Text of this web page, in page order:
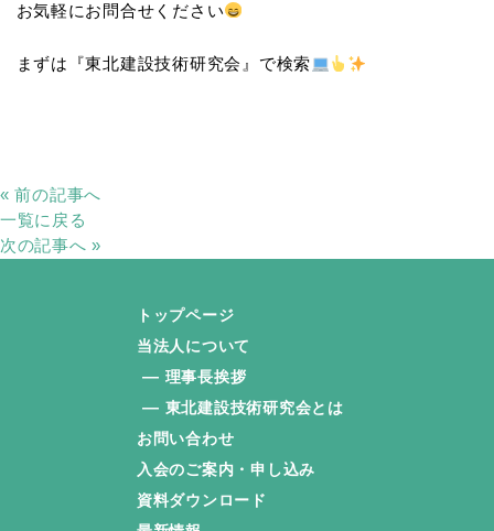
お気軽にお問合せください
まずは『東北建設技術研究会』で検索
« 前の記事へ
一覧に戻る
次の記事へ »
トップページ
当法人について
理事長挨拶
東北建設技術研究会とは
お問い合わせ
入会のご案内・申し込み
資料ダウンロード